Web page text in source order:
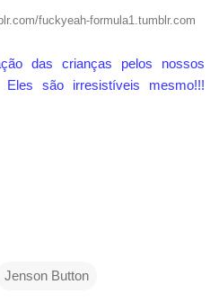
fuckyeah-formula1.tumblr.com
das crianças pelos nossos
são irresistíveis mesmo!!!
Jenson Button